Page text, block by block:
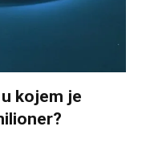
kojem je